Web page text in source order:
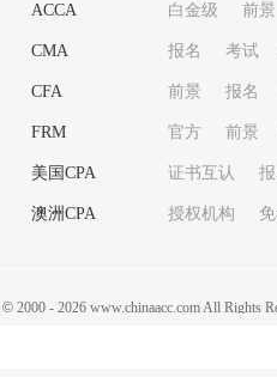
ACCA 白金级 前景
CMA 报名 考试
CFA 前景 报名
FRM 官方 前景
美国CPA 证书互认
澳洲CPA 授权机构
© 2000 - 2026 www.chinaacc.com All Rights